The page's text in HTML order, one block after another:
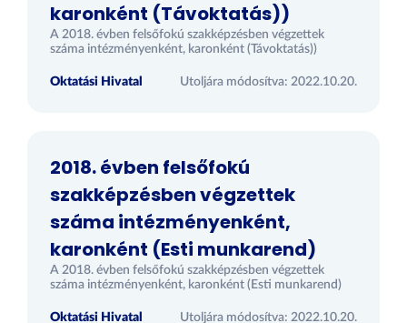
karonként (Távoktatás))
A 2018. évben felsőfokú szakképzésben végzettek
száma intézményenként, karonként (Távoktatás))
Oktatási Hivatal Utoljára módosítva: 2022.10.20.
2018. évben felsőfokú
szakképzésben végzettek
száma intézményenként,
karonként (Esti munkarend)
A 2018. évben felsőfokú szakképzésben végzettek
száma intézményenként, karonként (Esti munkarend)
Oktatási Hivatal Utoljára módosítva: 2022.10.20.